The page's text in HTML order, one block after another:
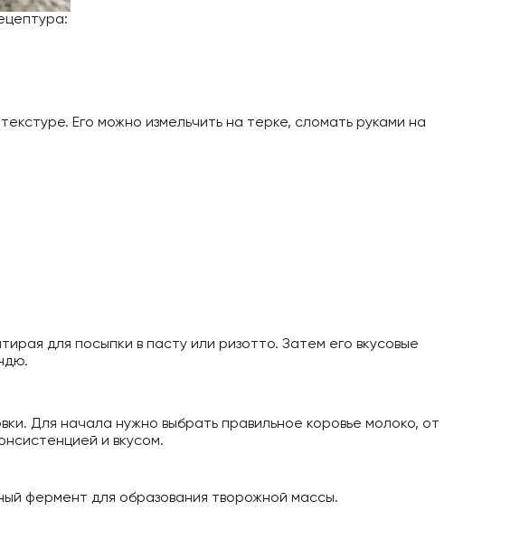
Его можно измельчить на терке, сломать руками на
для посыпки в пасту или ризотто. Затем его вкусовые
Для начала нужно выбрать правильное коровье молоко, от
и вкусом.
фермент для образования творожной массы.